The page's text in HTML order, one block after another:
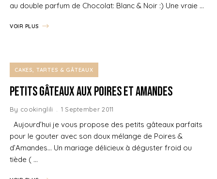
au double parfum de Chocolat: Blanc & Noir :) Une vraie …
VOIR PLUS
CAKES, TARTES & GÂTEAUX
Petits gâteaux aux Poires et Amandes
By cookinglili 1 September 2011
Aujourd’hui je vous propose des petits gâteaux parfaits
pour le gouter avec son doux mélange de Poires &
d’Amandes… Un mariage délicieux à déguster froid ou
tiède ( …